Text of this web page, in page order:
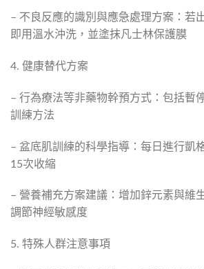
– 不良反應的識別與應急處理方案：若
即用溫水沖洗，並塗抹凡士林保護膜
4. 健康替代方案
– 行為療法等非藥物幹預方式：包括暫
訓練方法
– 盆底肌訓練的科學指導：每日進行凱
15次收縮
– 營養補充方案建議：增加鋅元素與維
調節神經敏感度
5. 特殊人群注意事項